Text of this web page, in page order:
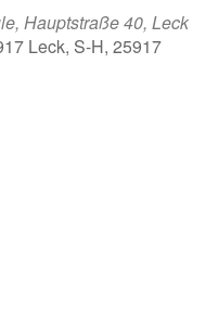
Hauptstraße 40, Leck
Leck, S-H, 25917